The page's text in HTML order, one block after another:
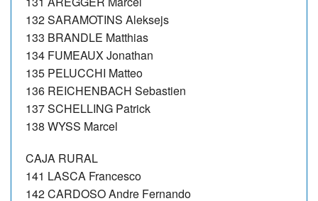
132 SARAMOTINS Aleksejs
133 BRANDLE Matthias
134 FUMEAUX Jonathan
135 PELUCCHI Matteo
136 REICHENBACH Sebastien
137 SCHELLING Patrick
138 WYSS Marcel
CAJA RURAL
141 LASCA Francesco
142 CARDOSO Andre Fernando